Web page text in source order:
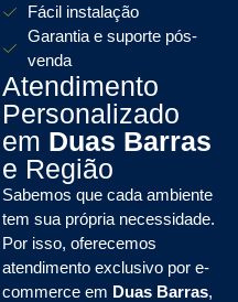
Fácil instalação
Garantia e suporte pós-
venda
Atendimento
Personalizado
em Duas Barras
e Região
Sabemos que cada ambiente
tem sua própria necessidade.
Por isso, oferecemos
atendimento exclusivo por e-
commerce em Duas Barras,